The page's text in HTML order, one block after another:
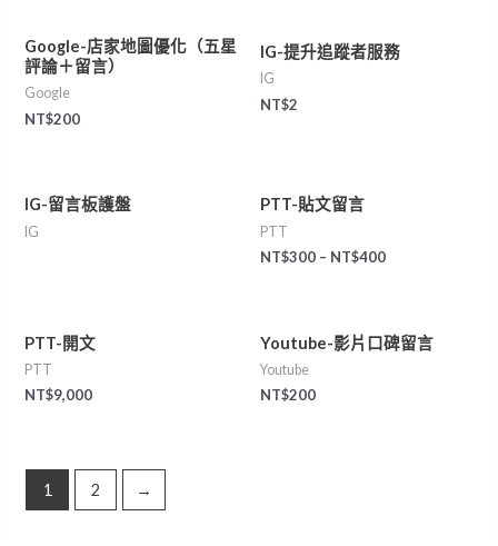
Google-店家地圖優化（五星
評論＋留言）
Google
NT$200
IG-提升追蹤者服務
IG
NT$2
IG-留言板護盤
IG
PTT-貼文留言
PTT
NT$300 – NT$400
PTT-開文
PTT
NT$9,000
Youtube-影片口碑留言
Youtube
NT$200
1 2 →